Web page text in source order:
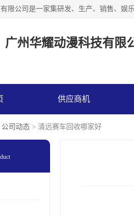
广州华耀动漫科技有限
供应商机
公司动态 > 清远赛车回收哪家好